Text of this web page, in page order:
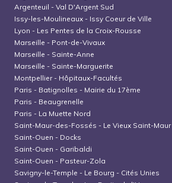
Argenteuil -Val D'Argent Sud
Issy-les-Moulineaux - Issy Coeur de Ville
Lyon - Les Pentes de la Croix-Rousse
Marseille - Pont-de-Vivaux
Marseille - Sainte-Anne
Marseille - Sainte-Marguerite
Montpellier- Hôpitaux-Facultés
Paris - Batignolles - Mairie du 17ème
Paris - Beaugrenelle
Paris - La Muette Nord
Saint-Maur-des-Fossés - Le Vieux Saint-Maur
Saint-Ouen - Docks
Saint-Ouen - Garibaldi
Saint-Ouen - Pasteur-Zola
Savigny-le-Temple - Le Bourg - Cités Unies